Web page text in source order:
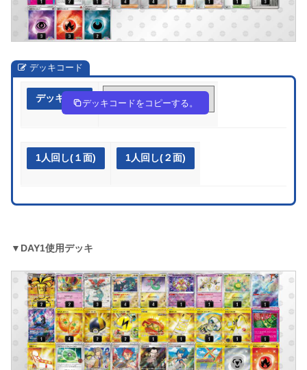
デッキコード
デッキ作成 8c8KD8-DVyxCp-4x8Y8x
デッキコードをコピーする。
1人回し(１面) 1人回し(２面)
▼DAY1使用デッキ